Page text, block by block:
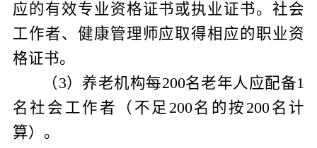
应的有效专业资格证书或执业证书。社会
工作者、健康管理师应取得相应的职业资
格证书。
（3）养老机构每200名老年人应配备1
名社会工作者（不足 200名的按 200名计
算）。